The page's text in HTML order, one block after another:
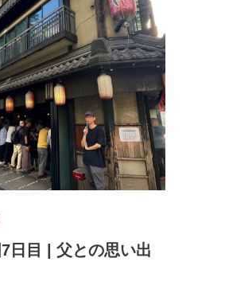
日目 | 父との思い出